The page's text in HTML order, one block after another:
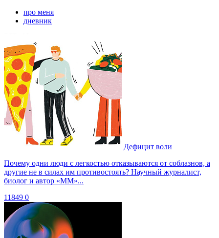
про меня
дневник
Дефицит воли
Почему одни люди с легкостью отказываются от соблазнов, а
другие не в силах им противостоять? Научный журналист,
биолог и автор «ММ»...
11849 0